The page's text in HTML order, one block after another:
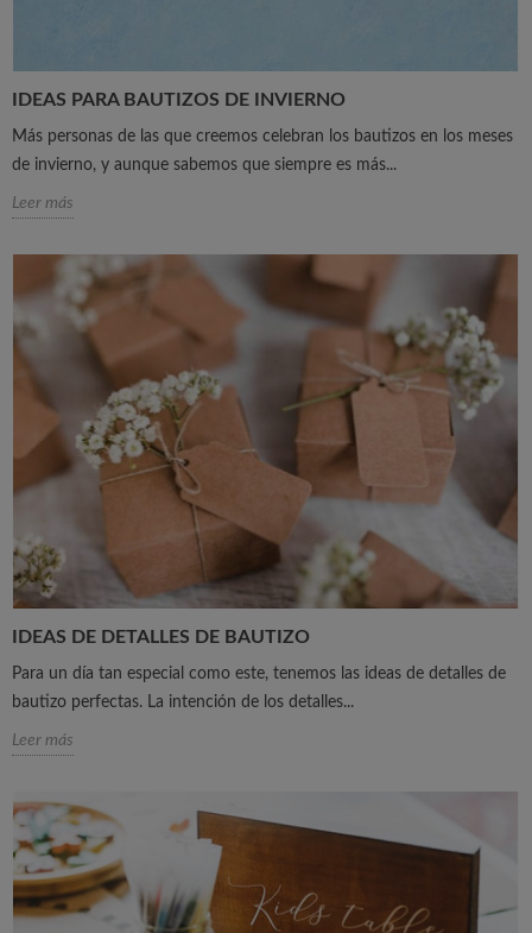
IDEAS PARA BAUTIZOS DE INVIERNO
Más personas de las que creemos celebran los bautizos en los meses
de invierno, y aunque sabemos que siempre es más...
Leer más
IDEAS DE DETALLES DE BAUTIZO
Para un día tan especial como este, tenemos las ideas de detalles de
bautizo perfectas. La intención de los detalles...
Leer más